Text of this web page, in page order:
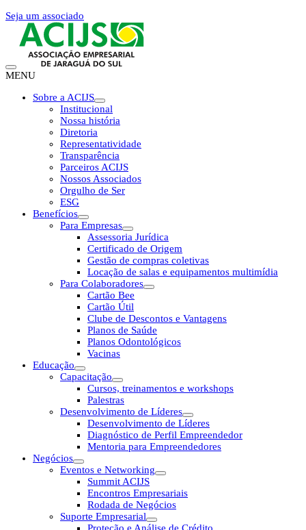
Seja um associado
MENU
Sobre a ACIJS
Institucional
Nossa história
Diretoria
Representatividade
Transparência
Parceiros ACIJS
Nossos Associados
Orgulho de Ser
ESG
Benefícios
Para Empresas
Assessoria Jurídica
Certificado de Origem
Gestão de compras coletivas
Locação de salas e equipamentos multimídia
Para Colaboradores
Cartão Bee
Cartão Útil
Clube de Descontos e Vantagens
Planos de Saúde
Planos Odontológicos
Vacinas
Educação
Capacitação
Cursos, treinamentos e workshops
Palestras
Desenvolvimento de Líderes
Desenvolvimento de Líderes
Diagnóstico de Perfil Empreendedor
Mentoria para Empreendedores
Negócios
Eventos e Networking
Summit ACIJS
Encontros Empresariais
Rodada de Negócios
Suporte Empresarial